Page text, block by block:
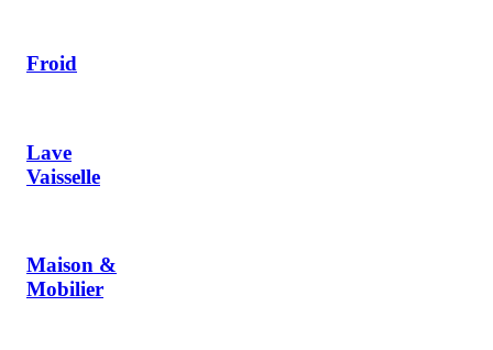
Froid
Lave
Vaisselle
Maison &
Mobilier